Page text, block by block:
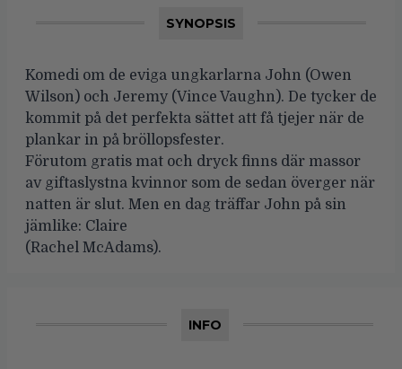
SYNOPSIS
Komedi om de eviga ungkarlarna John (Owen
Wilson) och Jeremy (Vince Vaughn). De tycker de
kommit på det perfekta sättet att få tjejer när de
plankar in på bröllopsfester.
Förutom gratis mat och dryck finns där massor
av giftaslystna kvinnor som de sedan överger när
natten är slut. Men en dag träffar John på sin
jämlike: Claire
(Rachel McAdams).
INFO